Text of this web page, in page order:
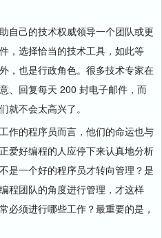
己的技术权威领导一个团队或更
，选择恰当的技术工具，如此等
，也是行政角色。很多技术专家在
、回复每天 200 封电子邮件，而
就不会太高兴了。
的程序员而言，他们的命运也与
爱好编程的人应停下来认真地分析
是一个好的程序员才转向管理？是
程团队的角度进行管理，才这样
必须进行哪些工作？最重要的是，